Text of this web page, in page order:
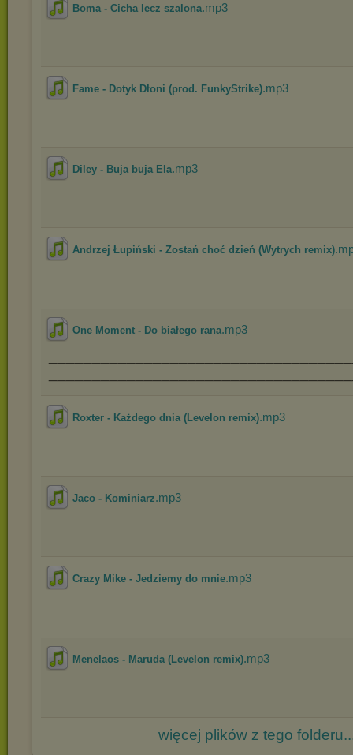
Boma - Cicha lecz szalona.mp3
Fame - Dotyk Dłoni (prod. FunkyStrike).mp3
Diley - Buja buja Ela.mp3
Andrzej Łupiński - Zostań choć dzień (Wytrych remix)
One Moment - Do białego rana.mp3
Roxter - Każdego dnia (Levelon remix).mp3
Jaco - Kominiarz.mp3
Crazy Mike - Jedziemy do mnie.mp3
Menelaos - Maruda (Levelon remix).mp3
więcej plików z tego